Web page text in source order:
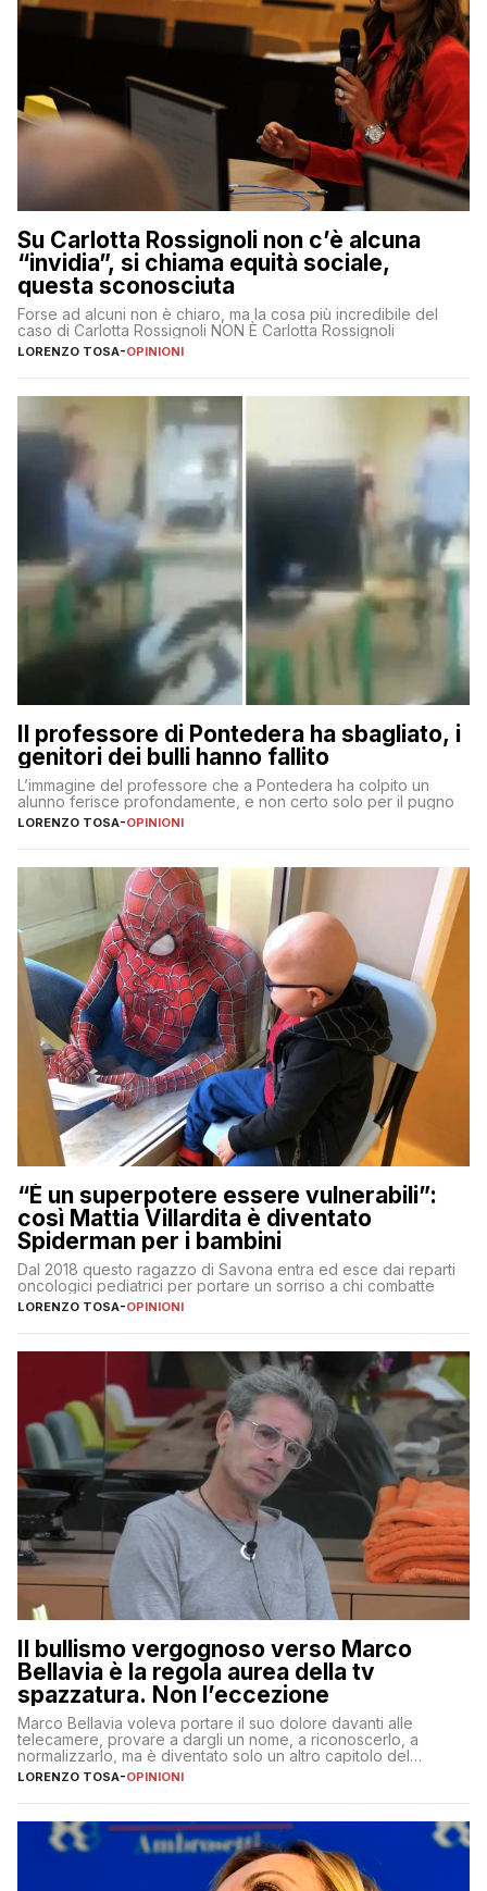
Su Carlotta Rossignoli non c’è alcuna
“invidia”, si chiama equità sociale,
questa sconosciuta
Forse ad alcuni non è chiaro, ma la cosa più incredibile del
caso di Carlotta Rossignoli NON È Carlotta Rossignoli
LORENZO TOSA-OPINIONI
Il professore di Pontedera ha sbagliato, i
genitori dei bulli hanno fallito
L’immagine del professore che a Pontedera ha colpito un
alunno ferisce profondamente, e non certo solo per il pugno
LORENZO TOSA-OPINIONI
“È un superpotere essere vulnerabili”:
così Mattia Villardita è diventato
Spiderman per i bambini
Dal 2018 questo ragazzo di Savona entra ed esce dai reparti
oncologici pediatrici per portare un sorriso a chi combatte
LORENZO TOSA-OPINIONI
Il bullismo vergognoso verso Marco
Bellavia è la regola aurea della tv
spazzatura. Non l’eccezione
Marco Bellavia voleva portare il suo dolore davanti alle
telecamere, provare a dargli un nome, a riconoscerlo, a
normalizzarlo, ma è diventato solo un altro capitolo del
copione
LORENZO TOSA-OPINIONI